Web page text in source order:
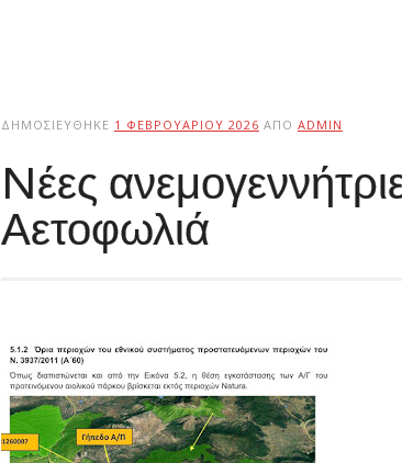
ΔΗΜΟΣΙΕΎΘΗΚΕ 1 ΦΕΒΡΟΥΑΡΊΟΥ 2026 ΑΠΌ ADMIN
Nέες
Αετοφωλιά